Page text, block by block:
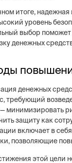
итоге,
уровень
выбор
денежных
денежных
требующий
минимизировать
защиту как
включает в
позволяющие
этой цели